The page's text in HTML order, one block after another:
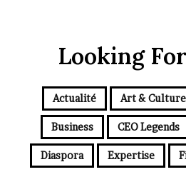
Looking
Actualité Art & Culture
Business CEO Legends
Diaspora Expertise